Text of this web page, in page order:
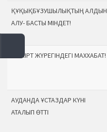
ҚҰҚЫҚБҰЗУШЫЛЫҚТЫҢ АЛДЫН
АЛУ- БАСТЫ МІНДЕТ!
ШӘКІРТ ЖҮРЕГІНДЕГІ МАХХАБАТ!
АУДАНДА ҰСТАЗДАР КҮНІ
АТАЛЫП ӨТТІ